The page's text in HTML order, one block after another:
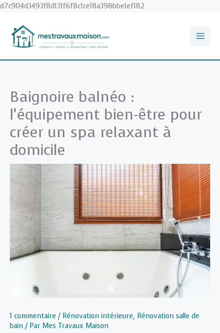
d7c904d3493f8d131f6f8c1ce18a398bbe1ef182
Baignoire balnéo :
l’équipement bien-être pour
créer un spa relaxant à
domicile
1 commentaire / Rénovation intérieure, Rénovation salle de
bain / Par Mes Travaux Maison